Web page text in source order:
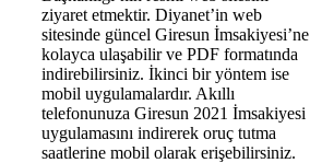
ziyaret etmektir. Diyanet’in web
sitesinde güncel Giresun İmsakiyesi’ne
kolayca ulaşabilir ve PDF formatında
indirebilirsiniz. İkinci bir yöntem ise
mobil uygulamalardır. Akıllı
telefonunuza Giresun 2021 İmsakiyesi
uygulamasını indirerek oruç tutma
saatlerine mobil olarak erişebilirsiniz.